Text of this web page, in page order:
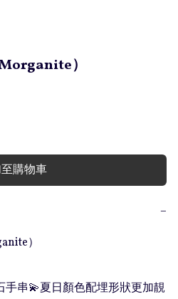
）
購物車
−
）
手串💫夏日顏色配埋形狀更加靚